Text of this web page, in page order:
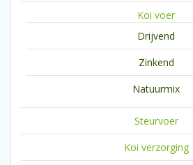
Koi voer
Drijvend
Zinkend
Natuurmix
Steurvoer
Koi verzorging